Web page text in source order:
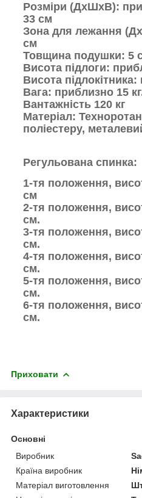
Розміри (ДхШхВ):
33 см
Зона для лежання
см
Товщина подушки: 5
Висота підлоги:
Висота
Вага: приблизно 15
Вантажність 120 кг
Матеріал:
поліестеру,
Регульована спинка:
1-тя положення,
см
2-тя положення,
см.
3-тя положення,
см.
4-тя положення,
см.
5-тя положення,
см.
6-тя положення,
см.
Приховати
Характеристики
Основні
Виробник
Країна виробник
Матеріал виготовлення